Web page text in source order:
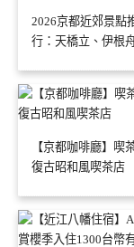
2026京都近郊景點
行：天橋立、伊根
【京都咖啡廳】喫
復古昭和風喫茶店